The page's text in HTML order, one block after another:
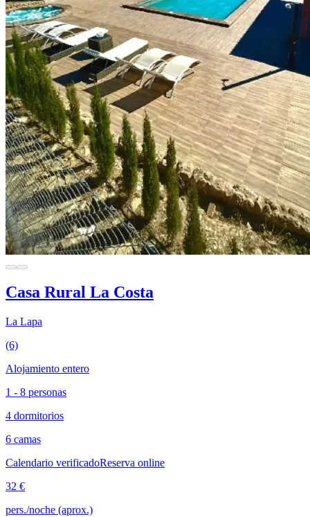
Casa Rural La Costa
La Lapa
(6)
Alojamiento entero
1 - 8 personas
4 dormitorios
6 camas
Calendario verificadoReserva online
32 €
pers./noche (aprox.)